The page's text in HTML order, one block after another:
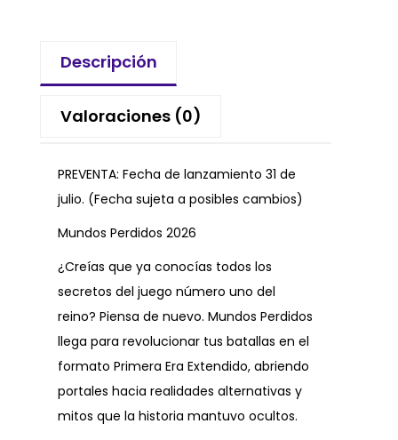
Descripción
Valoraciones (0)
PREVENTA: Fecha de lanzamiento 31 de
julio. (Fecha sujeta a posibles cambios)
Mundos Perdidos 2026
¿Creías que ya conocías todos los
secretos del juego número uno del
reino? Piensa de nuevo. Mundos Perdidos
llega para revolucionar tus batallas en el
formato Primera Era Extendido, abriendo
portales hacia realidades alternativas y
mitos que la historia mantuvo ocultos.